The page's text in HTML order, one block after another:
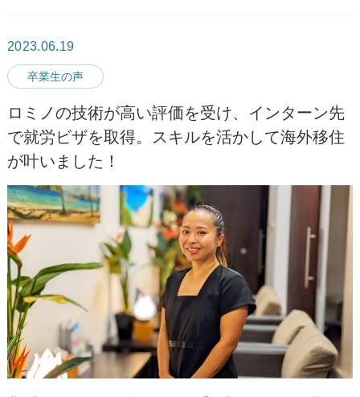
2023.06.19
卒業生の声
ロミノの技術が高い評価を受け、インターン先
で就労ビザを取得。スキルを活かして海外移住
が叶いました！